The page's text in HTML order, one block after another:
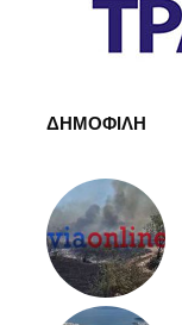
ΔΗΜΟΦΙΛΗ